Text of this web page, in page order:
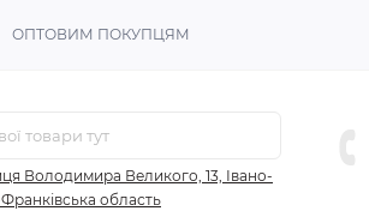
ОПТОВИМ ПОКУПЦЯМ
Володимира Великого, 13, Івано-
область